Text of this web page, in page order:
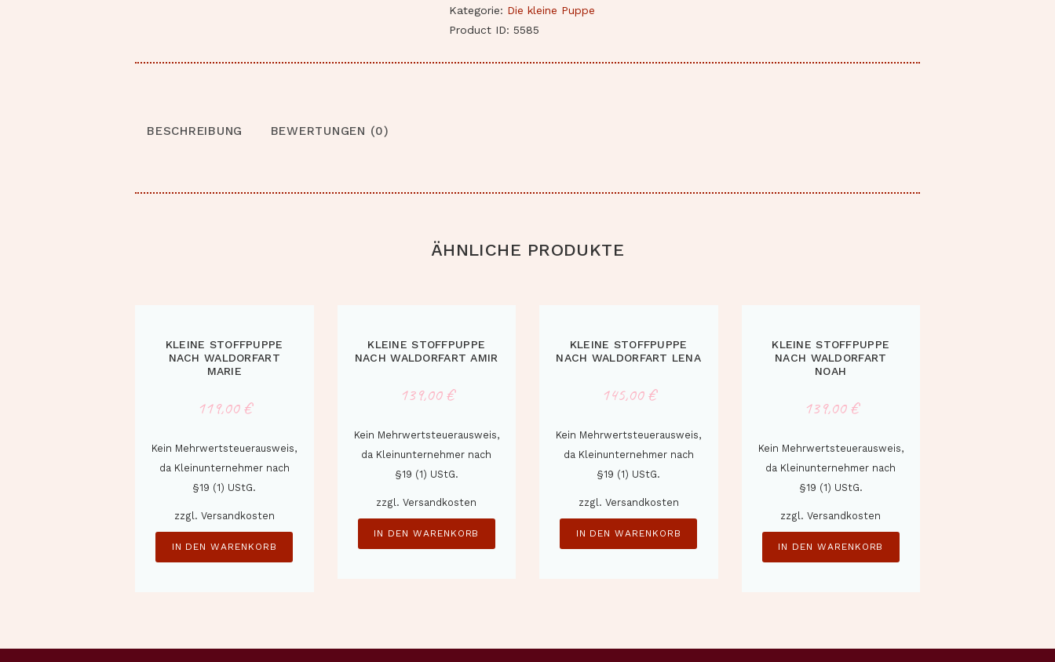
Kategorie: Die kleine Puppe
Product ID: 5585
BESCHREIBUNG BEWERTUNGEN (0)
ÄHNLICHE PRODUKTE
KLEINE STOFFPUPPE
NACH WALDORFART
MARIE
119,00€
Kein Mehrwertsteuerausweis,
da Kleinunternehmer nach
§19 (1) UStG.
zzgl. Versandkosten
IN DEN WARENKORB
KLEINE STOFFPUPPE
NACH WALDORFART AMIR
139,00€
Kein Mehrwertsteuerausweis,
da Kleinunternehmer nach
§19 (1) UStG.
zzgl.Versandkosten
IN DEN WARENKORB
KLEINE STOFFPUPPE
NACH WALDORFART LENA
145,00€
Kein Mehrwertsteuerausweis,
da Kleinunternehmer nach
§19 (1) UStG.
zzgl. Versandkosten
IN DEN WARENKORB
KLEINE STOFFPUPPE
NACH WALDORFART
NOAH
139,00€
Kein Mehrwertsteuerausweis,
da Kleinunternehmer nach
§19 (1) UStG.
zzgl.Versandkosten
IN DEN WARENKORB